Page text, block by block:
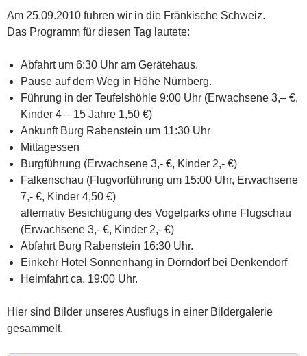
Am 25.09.2010 fuhren wir in die Fränkische Schweiz.
Das Programm für diesen Tag lautete:
Abfahrt um 6:30 Uhr am Gerätehaus.
Pause auf dem Weg in Höhe Nürnberg.
Führung in der Teufelshöhle 9:00 Uhr (Erwachsene 3,– €,
Kinder 4 – 15 Jahre 1,50 €)
Ankunft Burg Rabenstein um 11:30 Uhr
Mittagessen
Burgführung (Erwachsene 3,- €, Kinder 2,- €)
Falkenschau (Flugvorführung um 15:00 Uhr, Erwachsene
7,- €, Kinder 4,50 €)
alternativ Besichtigung des Vogelparks ohne Flugschau
(Erwachsene 3,- €, Kinder 2,- €)
Abfahrt Burg Rabenstein 16:30 Uhr.
Einkehr Hotel Sonnenhang in Dörndorf bei Denkendorf
Heimfahrt ca. 19:00 Uhr.
Hier sind Bilder unseres Ausflugs in einer Bildergalerie
gesammelt.